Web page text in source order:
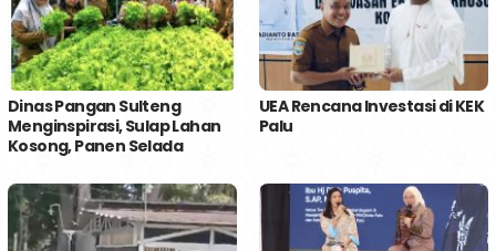
Dinas Pangan Sulteng
Menginspirasi, Sulap Lahan
Kosong, Panen Selada
UEA Rencana Investasi di KEK
Palu